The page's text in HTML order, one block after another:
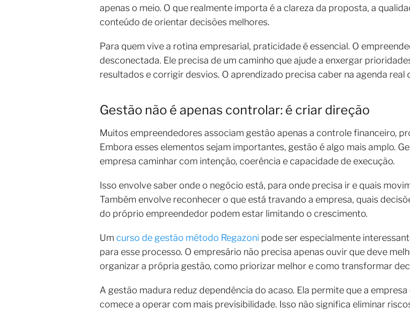
apenas o meio. O que realmente importa é a clareza da proposta, a
conteúdo de orientar decisões melhores.
Para quem vive a rotina empresarial, praticidade é essencial. O
desconectada. Ele precisa de um caminho que ajude a enxergar
resultados e corrigir desvios. O aprendizado precisa caber na agenda real
Gestão não é apenas controlar: é criar direção
Muitos empreendedores associam gestão apenas a controle financeiro,
Embora esses elementos sejam importantes, gestão é algo mais amplo.
empresa caminhar com intenção, coerência e capacidade de execução.
Isso envolve saber onde o negócio está, para onde precisa ir e quais
Também envolve reconhecer o que está travando a empresa, quais
do próprio empreendedor podem estar limitando o crescimento.
Um curso de gestão método Regazoni pode ser especialmente
para esse processo. O empresário não precisa apenas ouvir que deve
organizar a própria gestão, como priorizar melhor e como transformar
A gestão madura reduz dependência do acaso. Ela permite que a
comece a operar com mais previsibilidade. Isso não significa eliminar